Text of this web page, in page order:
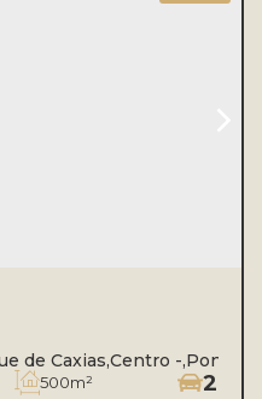
de Caxias,Centro ,Ponta
500m² 2